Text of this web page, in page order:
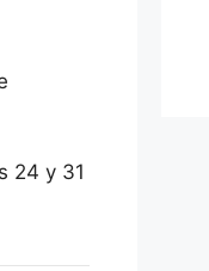
24 y 31